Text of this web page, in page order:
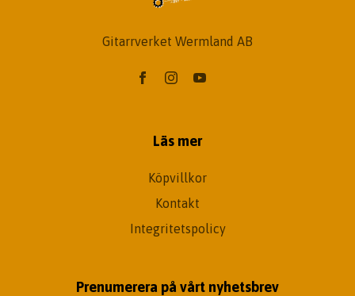
Gitarrverket Wermland AB
Läs mer
Köpvillkor
Kontakt
Integritetspolicy
Prenumerera på vårt nyhetsbrev